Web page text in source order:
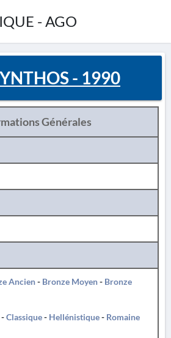
- AGO
- 1990
Générales
Ancien- Bronze Moyen- Bronze
-Classique- Hellénistique- Romaine